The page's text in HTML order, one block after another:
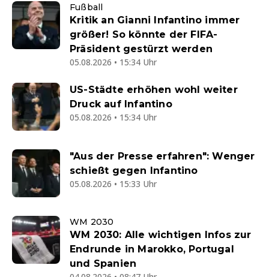
Fußball
Kritik an Gianni Infantino immer
größer! So könnte der FIFA-
Präsident gestürzt werden
05.08.2026 • 15:34 Uhr
US-Städte erhöhen wohl weiter
Druck auf Infantino
05.08.2026 • 15:34 Uhr
"Aus der Presse erfahren": Wenger
schießt gegen Infantino
05.08.2026 • 15:33 Uhr
WM 2030
WM 2030: Alle wichtigen Infos zur
Endrunde in Marokko, Portugal
und Spanien